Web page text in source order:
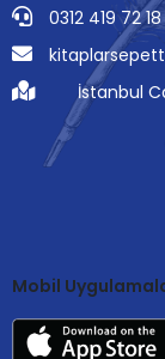
0312 419 72 18
İstanbul
Mobil